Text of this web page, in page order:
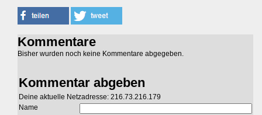
Kommentare
Bisher wurden noch keine Kommentare abgegeben.
Kommentar abgeben
Deine aktuelle Netzadresse: 216.73.216.179
Name